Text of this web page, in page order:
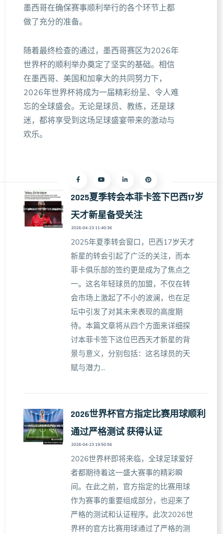
墨西哥在确保赛事顺利举行的各个环节上都
做了充分的准备。
随着最终检查的通过，墨西哥赛区为2026年
世界杯的顺利举办奠定了坚实的基础。相信
在墨西哥、美国和加拿大的共同努力下，
2026年世界杯将成为一届精彩纷呈、令人难
忘的全球盛会。无论是球员、教练，还是球
迷，都将享受到这场足球盛宴带来的激动与
欢乐。
2025夏季转会本菲卡签下巴西17岁
天才新星备受关注
2026-04-23 11:40:36
2025年夏季转会窗口，巴西17岁天才
新星的转会引起了广泛的关注，而本
菲卡俱乐部的签约更是成为了焦点之
一。这名年轻球员的加盟，不仅在转
会市场上激起了不小的波澜，也在足
坛中引发了对其未来表现的高度期
待。本篇文章将从四个方面来详细探
讨本菲卡签下这位巴西天才新星的背
景与意义，分别包括：这名球员的天
赋与潜力...
2026世界杯官方指定比赛用球顺利
通过严格测试 获得认证
2026-04-23 19:50:56
2026世界杯即将来临，全球足球爱好
者都期待着这一盛大赛事的精彩瞬
间。在此之前，官方指定的比赛用球
作为赛事的重要组成部分，也迎来了
严格的测试和认证程序。此次2026世
界杯的官方比赛用球通过了严格的测